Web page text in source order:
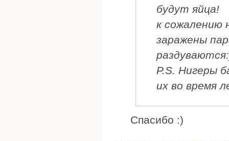
будут яйца!
к сожалению
заражены
P.S. Нигеры
их во время
Спасибо :)